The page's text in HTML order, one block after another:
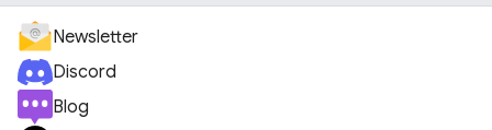
Newsletter
Discord
Blog